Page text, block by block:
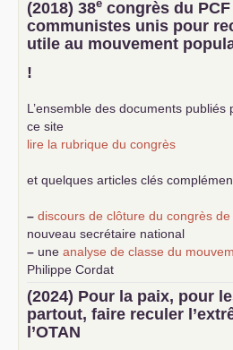
(2018) 38e congrès du PCF
communistes unis pour
utile au mouvement
!
L’ensemble des documents publiés
ce site
lire la rubrique du congrès
et quelques articles clés
– discours de clôture du congrès
nouveau secrétaire national
– une analyse de classe du
Philippe Cordat
–
un texte de Jean-Claude Delaunay
science sociale de notre temps
–un appel proposé aux partis
d’Europe
(2024) Pour la paix, pour
partout, faire reculer
l’OTAN